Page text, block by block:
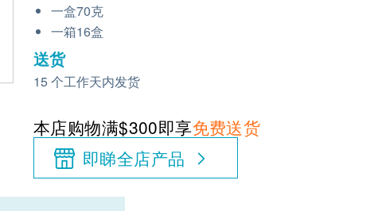
一盒70克
一箱16盒
送货
15 个工作天内发货
本店购物满$300即享免费送货
即睇全店产品